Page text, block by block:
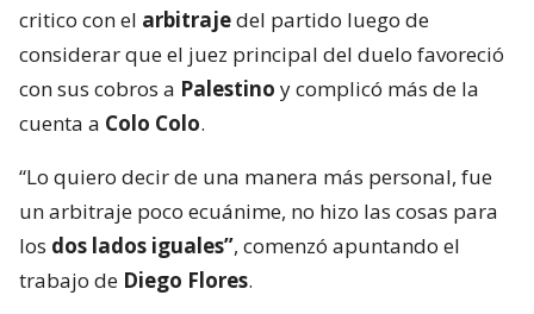
critico con el arbitrajedel partido luego de
considerar que el juez principal del duelo favoreció
con sus cobros a Palestino y complicó más de la
cuenta a Colo Colo.
“Lo quiero decir de una manera más personal, fue
un arbitraje poco ecuánime, no hizo las cosas para
los dos lados iguales”, comenzó apuntando el
trabajo de Diego Flores.